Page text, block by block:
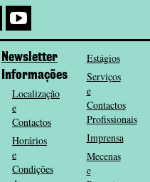
Newsletter
Informações
Localização
e
Contactos
Horários
e
Condições
Estágios
Serviços
e
Contactos
Profissionais
Imprensa
Mecenas
e